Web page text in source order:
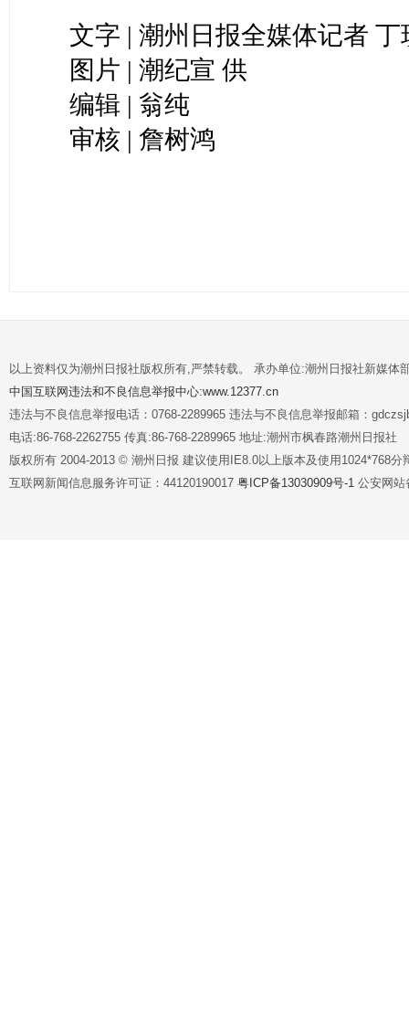
文字 | 潮州日报全媒体记者 丁
图片 | 潮纪宣 供
编辑 | 翁纯
审核 | 詹树鸿
以上资料仅为潮州日报社版权所有,严禁转载。 承办单位:潮州日报社新媒体
中国互联网违法和不良信息举报中心:www.12377.cn
违法与不良信息举报电话：0768-2289965 违法与不良信息举报邮箱：
电话:86-768-2262755 传真:86-768-2289965 地址:潮州市枫春路潮州日报社
版权所有 2004-2013 © 潮州日报 建议使用IE8.0以上版本及使用1024*768分
互联网新闻信息服务许可证：44120190017 粤ICP备13030909号-1 公安网站